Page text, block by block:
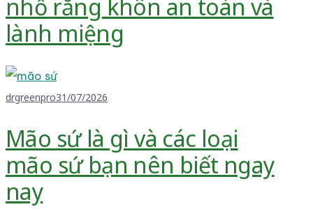
nhổ răng khôn an toàn và
lành miệng
drgreenpro31/07/2026
Mão sứ là gì và các loại
mão sứ bạn nên biết ngay
nay